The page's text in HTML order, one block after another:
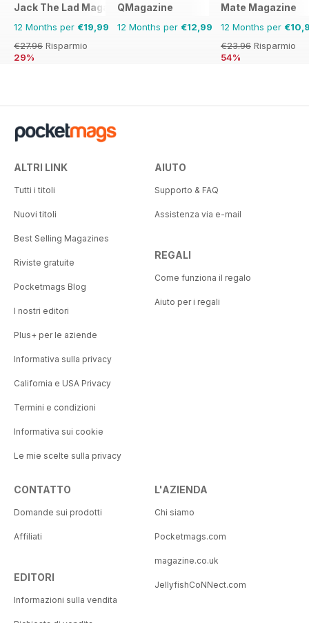
Jack The Lad Magazine
12 Months per €19,99
€27.96 Risparmio
29%
QMagazine
12 Months per €12,99
Mate Magazine
12 Months per
€23.96 Risparmio
54%
ALTRI LINK
Tutti i titoli
Nuovi titoli
Best Selling Magazines
Riviste gratuite
Pocketmags Blog
I nostri editori
Plus+ per le aziende
Informativa sulla privacy
California e USA Privacy
Termini e condizioni
Informativa sui cookie
Le mie scelte sulla privacy
AIUTO
Supporto & FAQ
Assistenza via e-mail
REGALI
Come funziona il regalo
Aiuto per i regali
CONTATTO
Domande sui prodotti
Affiliati
EDITORI
Informazioni sulla vendita
L'AZIENDA
Chi siamo
Pocketmags.com
magazine.co.uk
JellyfishCoNNect.com